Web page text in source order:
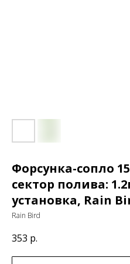
Форсунка-сопло
сектор полива:
установка, Rain
Rain Bird
353 р.